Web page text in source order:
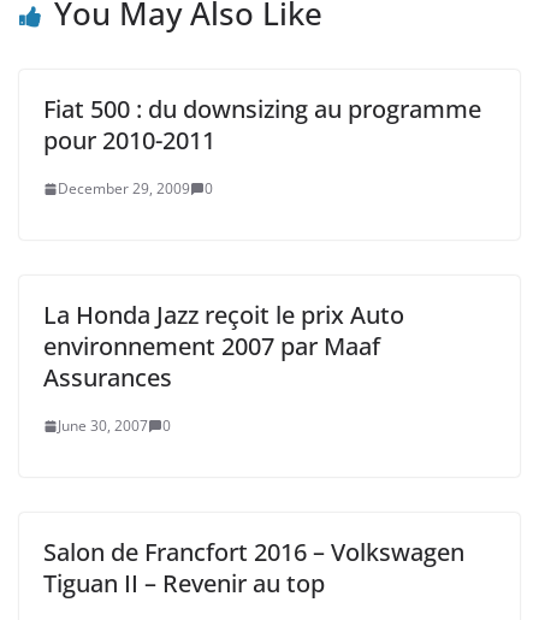
You May Also Like
Fiat 500 : du downsizing au programme
pour 2010-2011
December 29, 2009 0
La Honda Jazz reçoit le prix Auto
environnement 2007 par Maaf
Assurances
June 30, 2007 0
Salon de Francfort 2016 – Volkswagen
Tiguan II – Revenir au top